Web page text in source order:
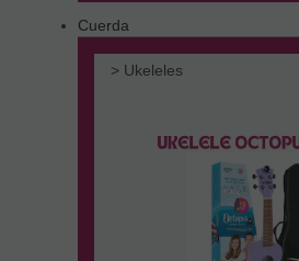
Cuerda
> Ukeleles